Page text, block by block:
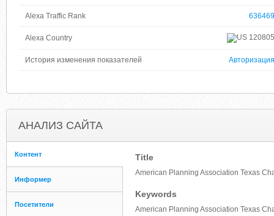
Alexa Traffic Rank 636469
Alexa Country 120805
История изменения показателей Авторизация
АНАЛИЗ САЙТА
Контент
Информер
Посетители
Title
American Planning Association Texas
Keywords
American Planning Association Texas